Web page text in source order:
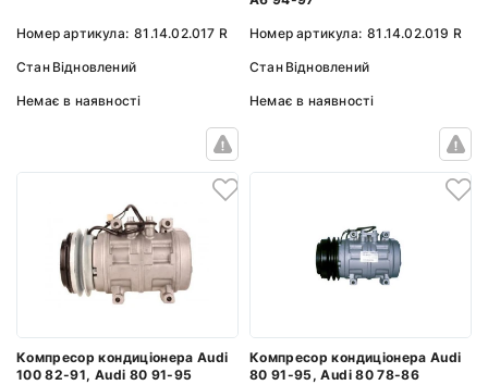
Номер артикула: 81.14.02.017 R
Стан Відновлений
Немає в наявності
Номер артикула: 81.14.02.019 R
Стан Відновлений
Немає в наявності
Компресор кондиціонера Audi
100 82-91, Audi 80 91-95
Компресор кондиціонера Audi
80 91-95, Audi 80 78-86